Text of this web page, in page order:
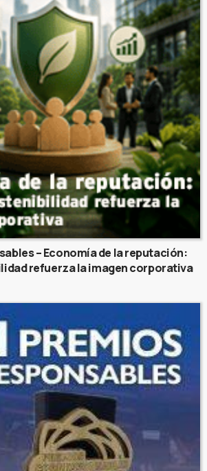
– Economía de la reputación:
refuerza la imagen corporativa